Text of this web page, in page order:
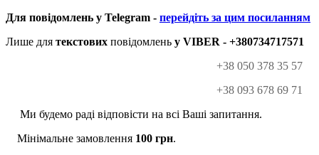
Для повідомлень у Telegram - перейдіть за цим посиланням
Лише для текстових повідомлень у VIBER - +380734717571
+38 050 378 35 57
+38 093 678 69 71
Ми будемо раді відповісти на всі Ваші запитання.
Мінімальне замовлення 100 грн.